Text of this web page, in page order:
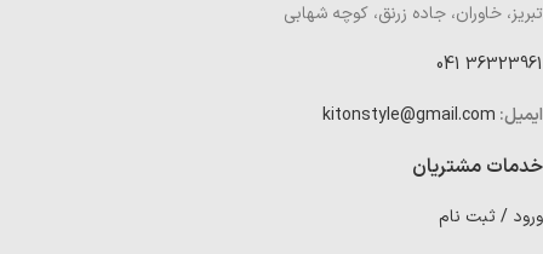
تبریز، خاوران، جاده زرنق، کوچه شهابی
36323961 041
ایمیل: kitonstyle@gmail.com
خدمات مشتریان
ورود / ثبت نام